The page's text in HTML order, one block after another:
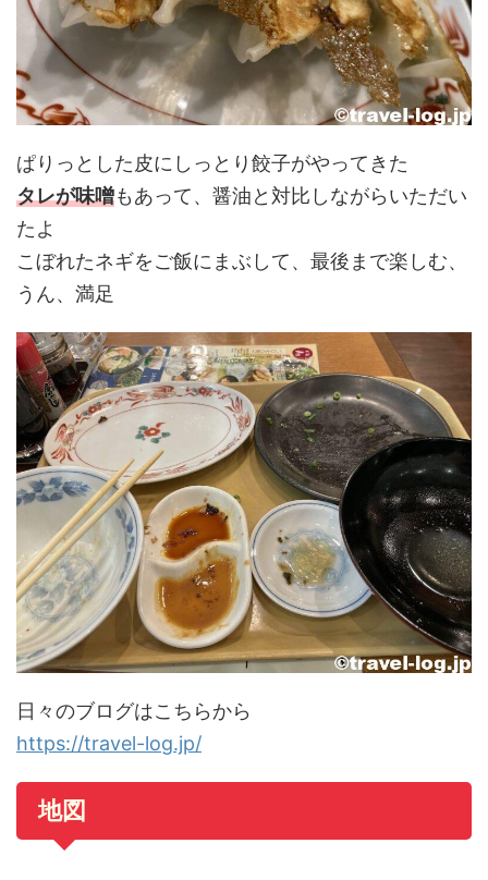
ぱりっとした皮にしっとり餃子がやってきた
タレが味噌もあって、醤油と対比しながらいただい
たよ
こぼれたネギをご飯にまぶして、最後まで楽しむ、
うん、満足
日々のブログはこちらから
https://travel-log.jp/
地図